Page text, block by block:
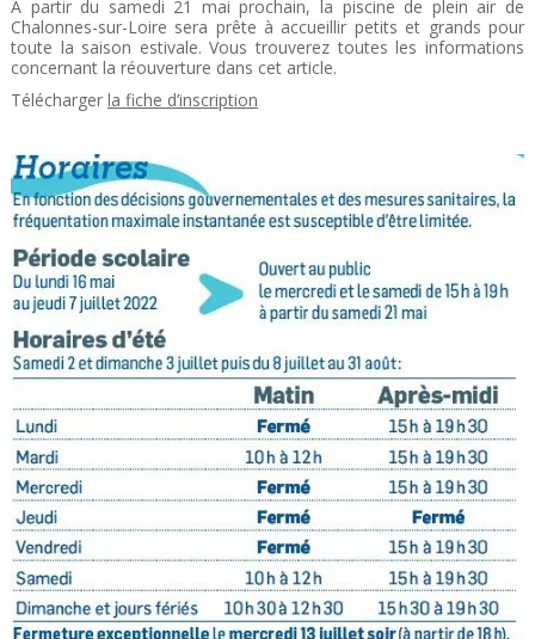
A partir du samedi 21 mai prochain, la piscine de plein air de
Chalonnes-sur-Loire sera prête à accueillir petits et grands pour
toute la saison estivale. Vous trouverez toutes les informations
concernant la réouverture dans cet article.
Télécharger la fiche d’inscription